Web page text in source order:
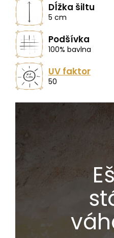
Dĺžka šiltu
5 cm
Podšívka
100% bavlna
UV faktor
50